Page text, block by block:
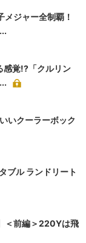
メジャー全制覇！
感覚!?「クルリン
いクーラーボック
ブル ランドリート
＜前編＞220Yは飛